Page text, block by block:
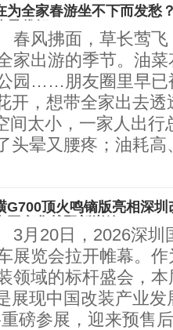
为全家春游坐不下而发愁
最优解！
风拂面，草长莺飞
家出游的季节。油
园……朋友圈里早已
开，想带全家出去
间太小，一家人出行
头晕又腰疼；油耗
G700顶火鸣镝版亮相深
20日，2026深圳
展览会拉开帷幕。
领域的标杆盛会，
展现中国改装产业
磅参展，迎来预售